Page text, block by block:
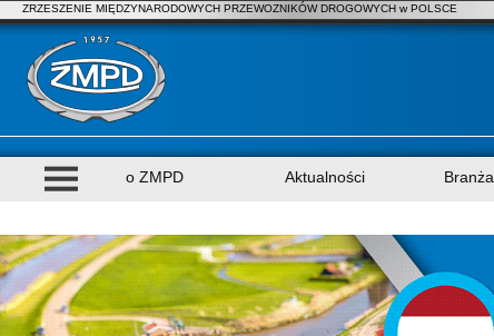
ZRZESZENIE MIĘDZYNARODOWYCH PRZEWOZNIKÓW DROGOWYCH w POLSCE
o ZMPD Aktualności Branża